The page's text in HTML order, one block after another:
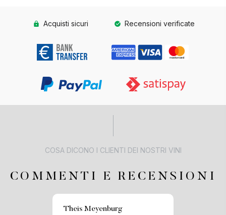
Acquisti sicuri Recensioni verificate
COSA DICONO I CLIENTI DEI NOSTRI VINI
COMMENTI E RECENSIONI
Theis Meyenburg